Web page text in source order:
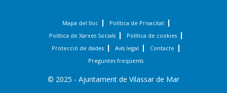
Mapa del lloc
Política de Privacitat
Política de Xarxes Socials
Política de cookies
Protecció de dades
Avís legal
Contacte
Preguntes freqüents
© 2025 - Ajuntament de Vilassar de Mar